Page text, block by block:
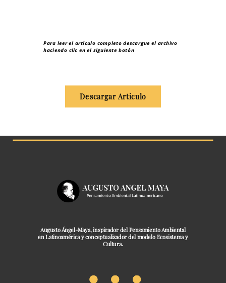
Para leer el artículo completo descargue el archivo
haciendo clic en el siguiente botón
Descargar Articulo
Augusto Ángel-Maya, inspirador del Pensamiento Ambiental
en Latinoamérica y conceptualizador del modelo Ecosistema y
Cultura.